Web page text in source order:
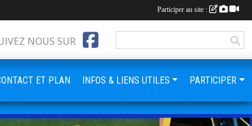
NOUS SUR
ET PLAN INFOS & LIENS UTILES PARTICIPER
Participer au site :